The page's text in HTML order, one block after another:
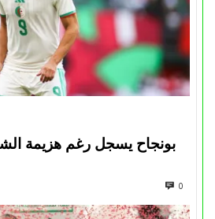
بونجاح يسجل رغم هزيمة
0